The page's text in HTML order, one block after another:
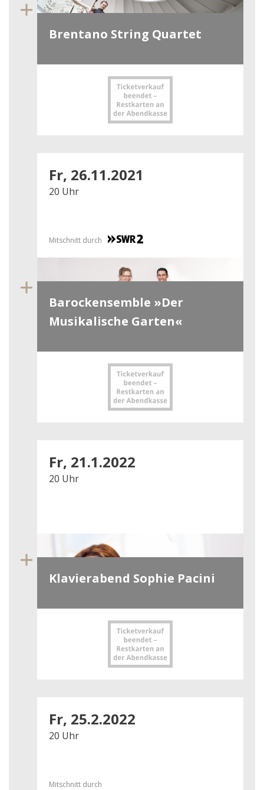
Brentano String Quartet
Fr, 26.11.2021
20 Uhr
Mitschnitt durch
Barockensemble »Der
Musikalische Garten«
Fr, 21.1.2022
20 Uhr
Klavierabend Sophie Pacini
Fr, 25.2.2022
20 Uhr
Mitschnitt durch